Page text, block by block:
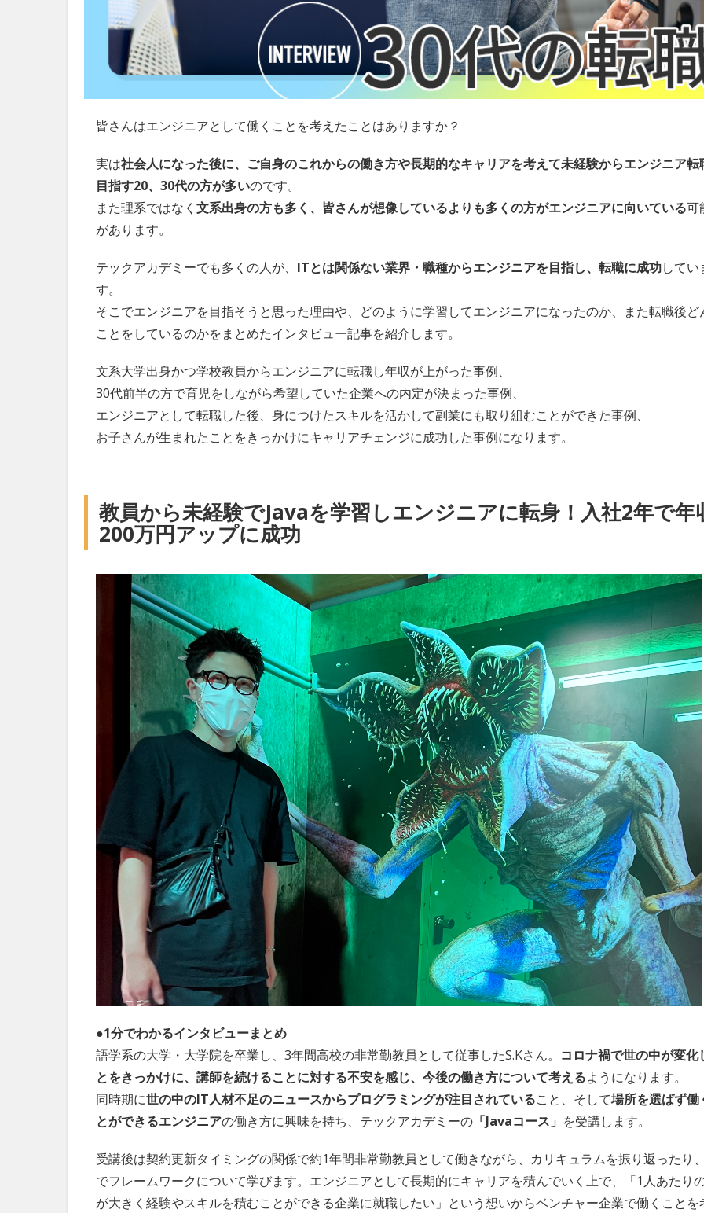
皆さんはエンジニアとして働くことを考えたことはありますか？
実は社会人になった後に、ご自身のこれからの働き方や長期的なキャリアを考えて未経験からエンジニア転
目指す20、30代の方が多いのです。
また理系ではなく 文系出身の方も多く、皆さんが想像しているよりも多くの方がエンジニアに向いている可
があります。
テックアカデミーでも多くの人が、 ITとは関係ない業界・職種からエンジニアを目指し、転職に成功してい
す。
そこでエンジニアを目指そうと思った理由や、どのように学習してエンジニアになったのか、また転職後ど
ことをしているのかをまとめたインタビュー記事を紹介します。
文系大学出身かつ学校教員からエンジニアに転職し年収が上がった事例、
30代前半の方で育児をしながら希望していた企業への内定が決まった事例、
エンジニアとして転職した後、身につけたスキルを活かして副業にも取り組むことができた事例、
お子さんが生まれたことをきっかけにキャリアチェンジに成功した事例になります。
教員から未経験でJavaを学習しエンジニアに転身！入社2年で年
200万円アップに成功
●1分でわかるインタビューまとめ
語学系の大学・大学院を卒業し、3年間高校の非常勤教員として従事したS.Kさん。 コロナ禍で世の中が変化
とをきっかけに、講師を続けることに対する不安を感じ、今後の働き方について考えるようになります。
同時期に世の中のIT人材不足のニュースからプログラミングが注目されていること、そして場所を選ばず働
とができるエンジニアの働き方に興味を持ち、テックアカデミーの 「Javaコース」 を受講します。
受講後は契約更新タイミングの関係で約1年間非常勤教員として働きながら、カリキュラムを振り返ったり
でフレームワークについて学びます。エンジニアとして長期的にキャリアを積んでいく上で、「1人あたり
が大きく経験やスキルを積むことができる企業に就職したい」という想いからベンチャー企業で働くことを